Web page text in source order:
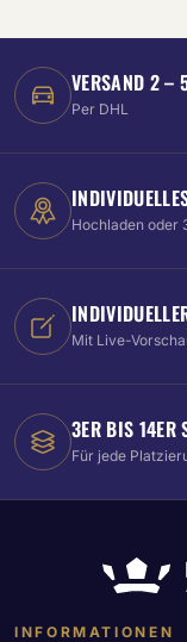
VERSAND 2 –
Per DHL
Hochladen oder
Mit Live-
3ER BIS 14ER
Für jede
INFORMATIONEN